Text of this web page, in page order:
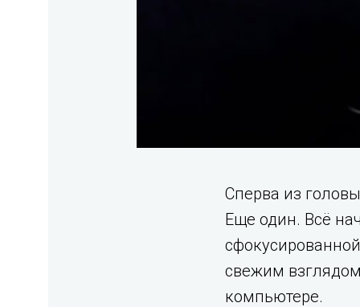
Сперва из
Еще один. Всё
свежим
компьютере.